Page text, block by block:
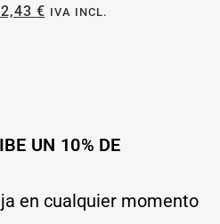
€ IVA INCL.
UN 10% DE
en cualquier momento